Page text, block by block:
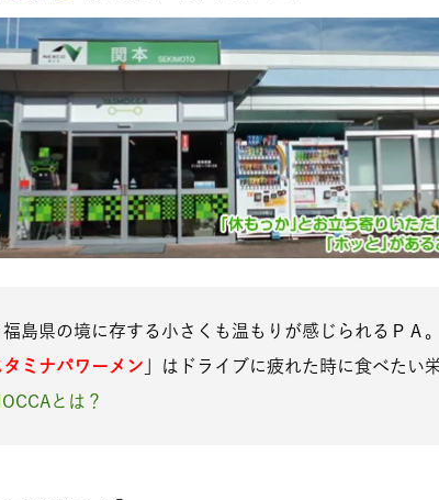
島県の境に存する小さくも温もりが感じられるＰＡ。
タミナパワーメン 」はドライブに疲れた時に食べたい
とは？